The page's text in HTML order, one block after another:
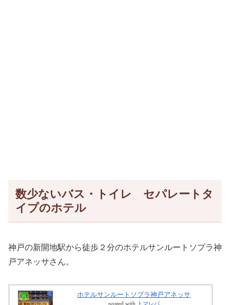
数少ないバス・トイレ セパレートタ
イプのホテル
神戸の新開地駅から徒歩２分のホテルサンルートソプラ神
戸アネッサさん。
ホテルサンルートソプラ神戸アネッサ
posted with トマレバ